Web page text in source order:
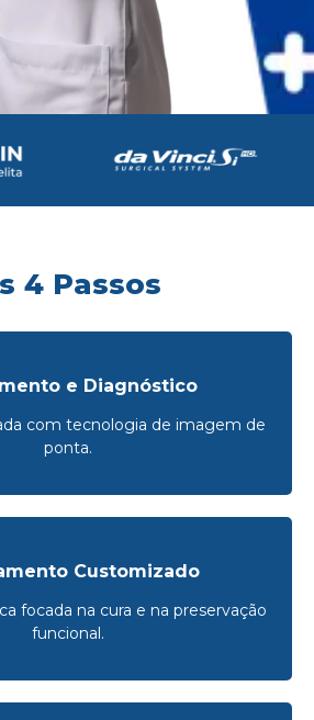
4 Passos
e Diagnóstico
com tecnologia de imagem de
ponta.
Customizado
focada na cura e na preservação
funcional.